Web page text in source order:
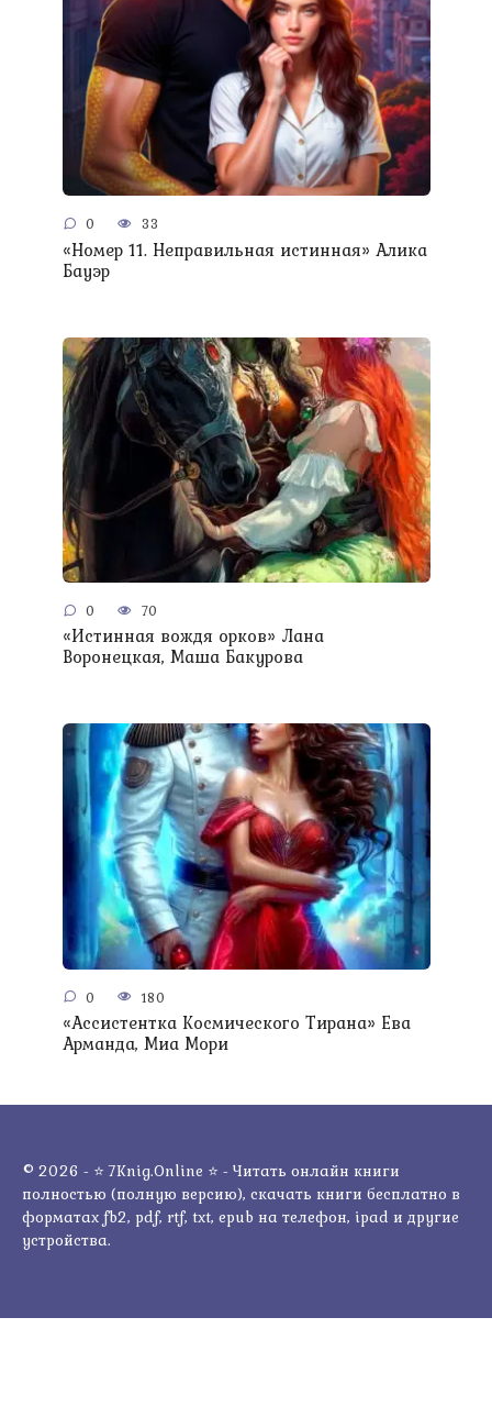
0 33
«Номер 11. Неправильная истинная» Алика
Бауэр
0 70
«Истинная вождя орков» Лана
Воронецкая, Маша Бакурова
0 180
«Ассистентка Космического Тирана» Ева
Арманда, Миа Мори
© 2026 - ⭐ 7Knig.Online ⭐ - Читать онлайн книги
полностью (полную версию), скачать книги бесплатно в
форматах fb2, pdf, rtf, txt, epub на телефон, ipad и другие
устройства.